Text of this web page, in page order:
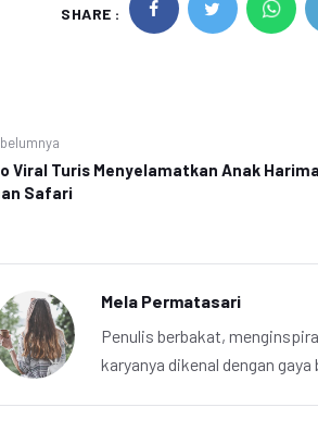
SHARE :
Viral Turis Menyelamatkan Anak
Safari
Mela Permatasari
Penulis berbakat,
karyanya dikenal dengan